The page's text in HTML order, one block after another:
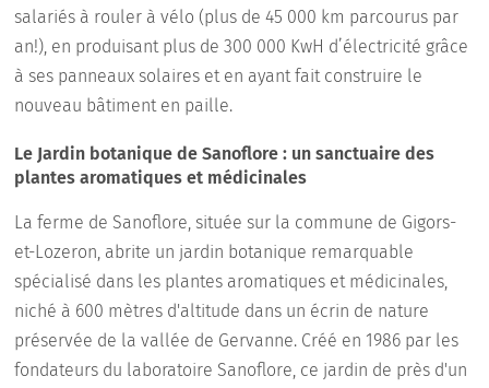
salariés à rouler à vélo (plus de 45 000 km parcourus par
an!), en produisant plus de 300 000 KwH d’électricité grâce
à ses panneaux solaires et en ayant fait construire le
nouveau bâtiment en paille.
Le Jardin botanique de Sanoflore : un sanctuaire des
plantes aromatiques et médicinales
La ferme de Sanoflore, située sur la commune de Gigors-
et-Lozeron, abrite un jardin botanique remarquable
spécialisé dans les plantes aromatiques et médicinales,
niché à 600 mètres d'altitude dans un écrin de nature
préservée de la vallée de Gervanne. Créé en 1986 par les
fondateurs du laboratoire Sanoflore, ce jardin de près d'un